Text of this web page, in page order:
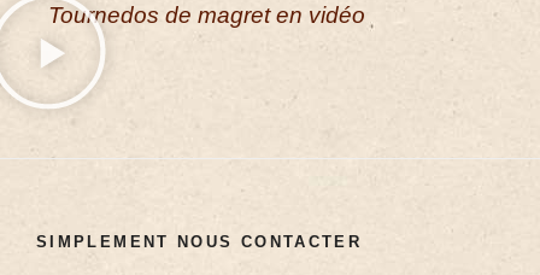
Tournedos de magret en vidéo
SIMPLEMENT NOUS CONTACTER